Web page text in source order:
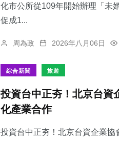
化市公所從109年開始辦理「未
促成1...
周為政 2026年八月06日
綜合新聞 旅遊
投資台中正夯！北京台資
化產業合作
投資台中正夯！北京台資企業協